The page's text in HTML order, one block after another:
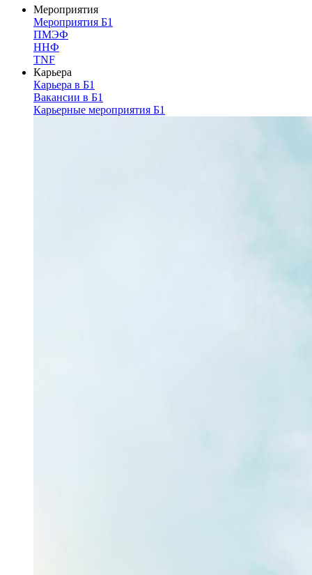
Мероприятия
Мероприятия Б1
ПМЭФ
ННФ
TNF
Карьера
Карьера в Б1
Вакансии в Б1
Карьерные мероприятия Б1